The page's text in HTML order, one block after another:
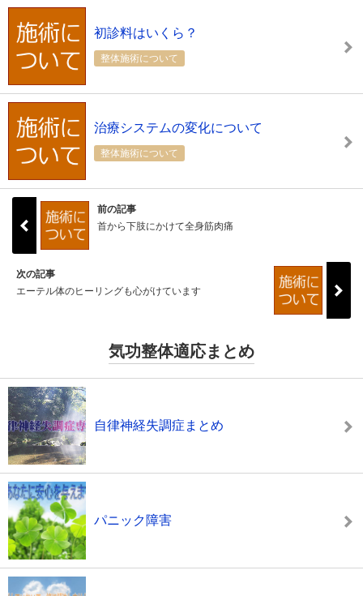
初診料はいくら？
整体施術について
治療システムの変化について
整体施術について
前の記事
首から下肢にかけて全身筋肉痛
次の記事
エーテル体のヒーリングも心がけています
気功整体適応まとめ
自律神経失調症まとめ
パニック障害